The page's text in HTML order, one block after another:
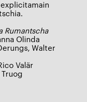
Rumantscha
Olinda
Walter
Valär